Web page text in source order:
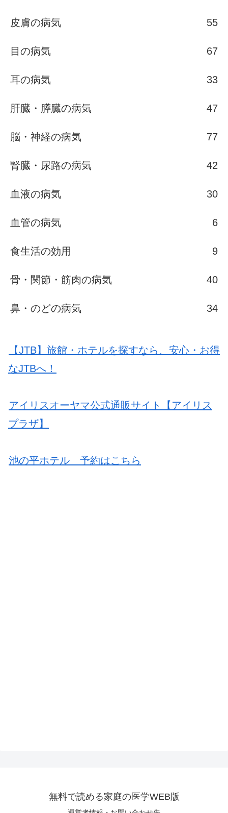
皮膚の病気 55
目の病気 67
耳の病気 33
肝臓・膵臓の病気 47
脳・神経の病気 77
腎臓・尿路の病気 42
血液の病気 30
血管の病気 6
食生活の効用 9
骨・関節・筋肉の病気 40
鼻・のどの病気 34
【JTB】旅館・ホテルを探すなら、安心・お得
なJTBへ！
アイリスオーヤマ公式通販サイト【アイリス
プラザ】
池の平ホテル 予約はこちら
無料で読める家庭の医学WEB版